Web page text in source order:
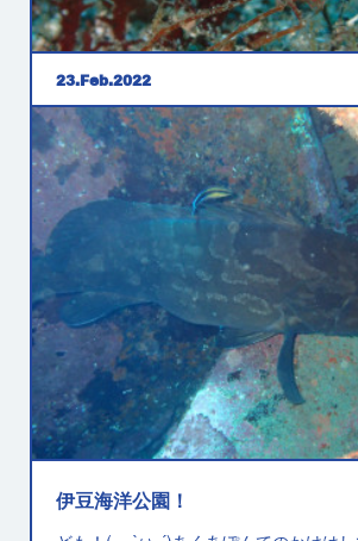
透明度良好～♪
ども！(｡ ｰ`ωｰ´)あくあぽんてのかけは
豆海洋公園でした。透明度15～20ｍ
す。
23 Feb 2022
伊豆海洋公園！